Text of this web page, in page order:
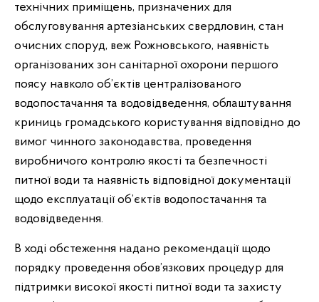
технічних приміщень, призначених для
обслуговування артезіанських свердловин, стан
очисних споруд, веж Рожновського, наявність
організованих зон санітарної охорони першого
поясу навколо об’єктів централізованого
водопостачання та водовідведення, облаштування
криниць громадського користування відповідно до
вимог чинного законодавства, проведення
виробничого контролю якості та безпечності
питної води та наявність відповідної документації
щодо експлуатації об’єктів водопостачання та
водовідведення.
В ході обстеження надано рекомендації щодо
порядку проведення обов’язкових процедур для
підтримки високої якості питної води та захисту